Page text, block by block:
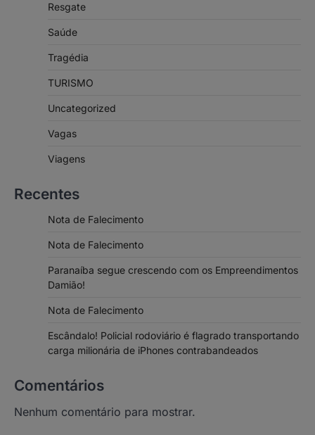
Resgate
Saúde
Tragédia
TURISMO
Uncategorized
Vagas
Viagens
Recentes
Nota de Falecimento
Nota de Falecimento
Paranaíba segue crescendo com os Empreendimentos
Damião!
Nota de Falecimento
Escândalo! Policial rodoviário é flagrado transportando
carga milionária de iPhones contrabandeados
Comentários
Nenhum comentário para mostrar.